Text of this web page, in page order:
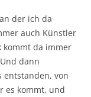
der ich da
auch Künstler
kommt da immer
dann
von
es kommt, und